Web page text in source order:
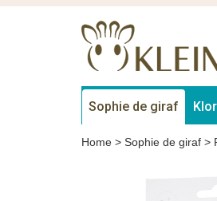
Sophie de giraf
Home > Sophie de giraf >